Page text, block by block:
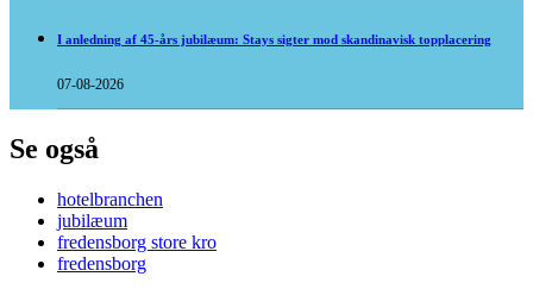
I anledning af 45-års jubilæum: Stays sigter mod skandinavisk topplacering
07-08-2026
Se også
hotelbranchen
jubilæum
fredensborg store kro
fredensborg